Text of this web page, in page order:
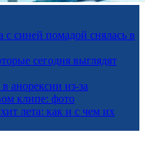
синей помадой снялась в
сегодня выглядят
анорексии из-за
клипе: фото
лета: как и с чем их